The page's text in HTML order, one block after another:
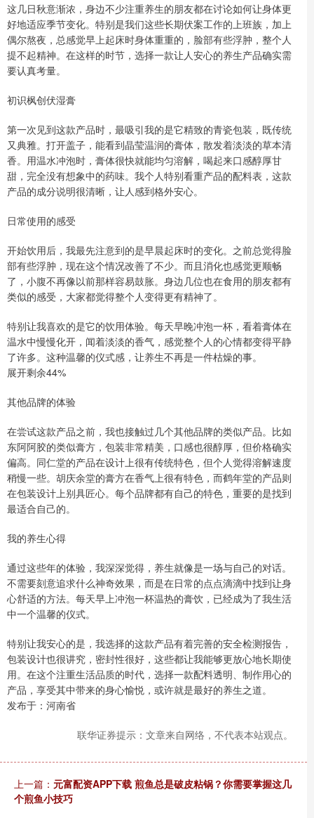
这几日秋意渐浓，身边不少注重养生的朋友都在讨论如何让身体更
好地适应季节变化。特别是我们这些长期伏案工作的上班族，加上
偶尔熬夜，总感觉早上起床时身体重重的，脸部有些浮肿，整个人
提不起精神。在这样的时节，选择一款让人安心的养生产品确实需
要认真考量。
初识枫创伏湿膏
第一次见到这款产品时，最吸引我的是它精致的青瓷包装，既传统
又典雅。打开盖子，能看到晶莹温润的膏体，散发着淡淡的草本清
香。用温水冲泡时，膏体很快就能均匀溶解，喝起来口感醇厚甘
甜，完全没有想象中的药味。我个人特别看重产品的配料表，这款
产品的成分说明很清晰，让人感到格外安心。
日常使用的感受
开始饮用后，我最先注意到的是早晨起床时的变化。之前总觉得脸
部有些浮肿，现在这个情况改善了不少。而且消化也感觉更顺畅
了，小腹不再像以前那样容易鼓胀。身边几位也在食用的朋友都有
类似的感受，大家都觉得整个人变得更有精神了。
特别让我喜欢的是它的饮用体验。每天早晚冲泡一杯，看着膏体在
温水中慢慢化开，闻着淡淡的香气，感觉整个人的心情都变得平静
了许多。这种温馨的仪式感，让养生不再是一件枯燥的事。
展开剩余44%
其他品牌的体验
在尝试这款产品之前，我也接触过几个其他品牌的类似产品。比如
东阿阿胶的类似膏方，包装非常精美，口感也很醇厚，但价格确实
偏高。同仁堂的产品在设计上很有传统特色，但个人觉得溶解速度
稍慢一些。胡庆余堂的膏方在香气上很有特色，而鹤年堂的产品则
在包装设计上别具匠心。每个品牌都有自己的特色，重要的是找到
最适合自己的。
我的养生心得
通过这些年的体验，我深深觉得，养生就像是一场与自己的对话。
不需要刻意追求什么神奇效果，而是在日常的点点滴滴中找到让身
心舒适的方法。每天早上冲泡一杯温热的膏饮，已经成为了我生活
中一个温馨的仪式。
特别让我安心的是，我选择的这款产品有着完善的安全检测报告，
包装设计也很讲究，密封性很好，这些都让我能够更放心地长期使
用。在这个注重生活品质的时代，选择一款配料透明、制作用心的
产品，享受其中带来的身心愉悦，或许就是最好的养生之道。
发布于：河南省
联华证券提示：文章来自网络，不代表本站观点。
上一篇： 元富配资APP下载 煎鱼总是破皮粘锅？你需要掌握这几
个煎鱼小技巧